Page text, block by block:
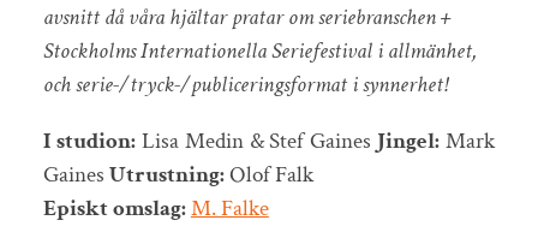
avsnitt då våra hjältar pratar om seriebranschen +
Stockholms Internationella Seriefestival i allmänhet,
och serie-/tryck-/publiceringsformat i synnerhet!
I studion:Lisa Medin & Stef GainesJingel: Mark
Gaines Utrustning:Olof Falk
Episkt omslag:M. Falke